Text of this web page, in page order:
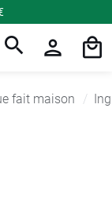
fait maison